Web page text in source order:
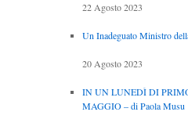
22 Agosto 2023
Un Inadeguato Ministro
20 Agosto 2023
IN UN LUNEDÌ DI
MAGGIO – di Paola Musu